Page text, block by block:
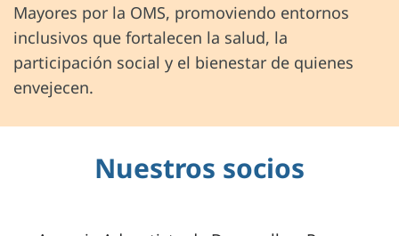
Mayores por la OMS, promoviendo entornos
inclusivos que fortalecen la salud, la
participación social y el bienestar de quienes
envejecen.
Nuestros socios